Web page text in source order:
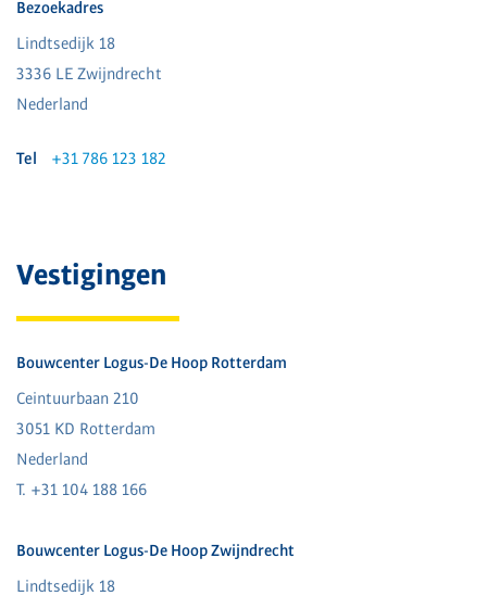
Bezoekadres
Lindtsedijk 18
3336 LE Zwijndrecht
Nederland
Tel +31 786 123 182
Vestigingen
Bouwcenter Logus-De Hoop Rotterdam
Ceintuurbaan 210
3051 KD Rotterdam
Nederland
T. +31 104 188 166
Bouwcenter Logus-De Hoop Zwijndrecht
Lindtsedijk 18